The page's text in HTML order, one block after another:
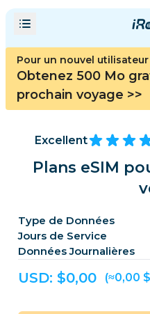
Pour un nouvel
Obtenez 500 Mo
prochain voyage >>
Excellent
Plans eSIM
Type de Données
Jours de Service
Données Journalières
USD: $0,00 (≈0,00